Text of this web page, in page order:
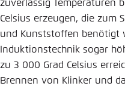
zuverlässig Temperaturen
Celsius erzeugen, die zum
und Kunststoffen benötigt
Induktionstechnik sogar
zu 3 000 Grad Celsius
Brennen von Klinker und